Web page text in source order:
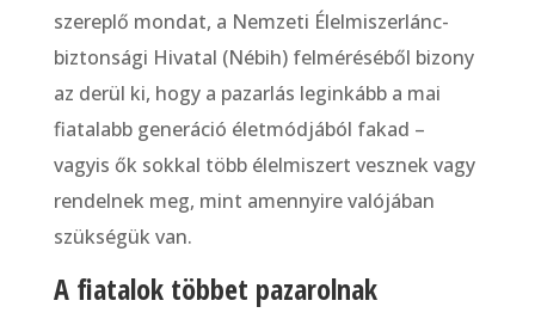
szereplő mondat, a Nemzeti Élelmiszerlánc-
biztonsági Hivatal (Nébih) felméréséből bizony
az derül ki, hogy a pazarlás leginkább a mai
fiatalabb generáció életmódjából fakad –
vagyis ők sokkal több élelmiszert vesznek vagy
rendelnek meg, mint amennyire valójában
szükségük van.
A fiatalok többet pazarolnak